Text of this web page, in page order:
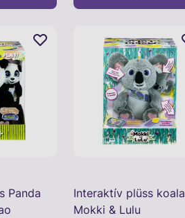
Panda
Interaktív plüss koala
Mokki & Lulu